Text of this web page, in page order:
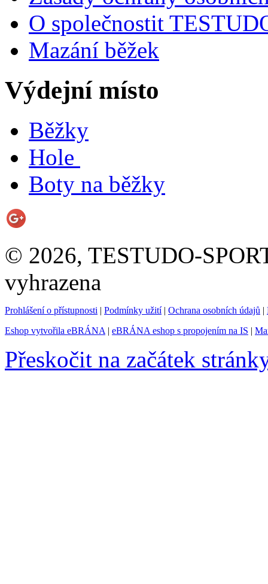
O společnostit
Mazání běžek
Výdejní místo
Běžky
Hole
Boty na běžky
© 2026, TESTUDO-
vyhrazena
Prohlášení o přístupnosti | Podmínky užití| Ochrana osobních údajů |
Eshop vytvořila eBRÁNA | eBRÁNA eshop s propojením na IS |
Přeskočit na začátek